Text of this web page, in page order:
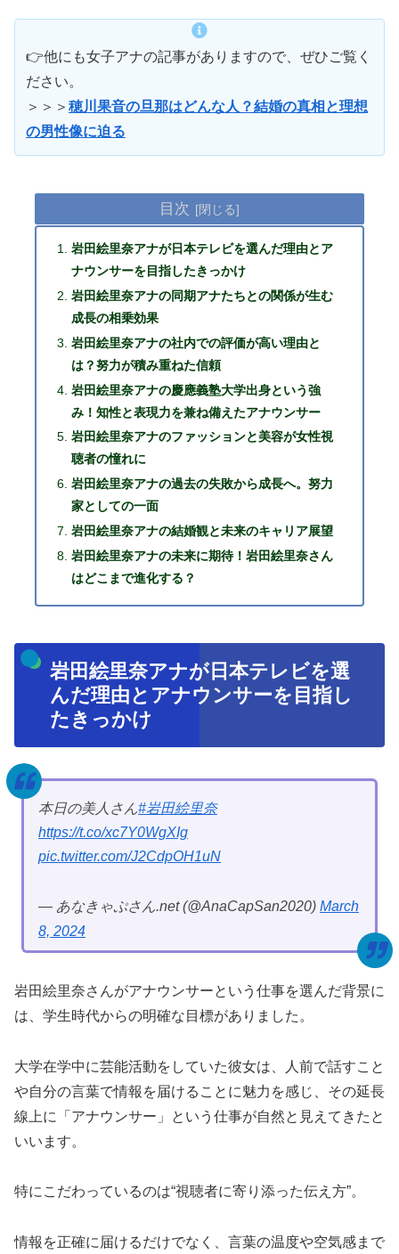
👉他にも女子アナの記事がありますので、ぜひご覧く
ださい。
＞＞＞ 穂川果音の旦那はどんな人？結婚の真相と理想
の男性像に迫る
目次
岩田絵里奈アナが日本テレビを選んだ理由とア
ナウンサーを目指したきっかけ
岩田絵里奈アナの同期アナたちとの関係が生む
成長の相乗効果
岩田絵里奈アナの社内での評価が高い理由と
は？努力が積み重ねた信頼
岩田絵里奈アナの慶應義塾大学出身という強
み！知性と表現力を兼ね備えたアナウンサー
岩田絵里奈アナのファッションと美容が女性視
聴者の憧れに
岩田絵里奈アナの過去の失敗から成長へ。努力
家としての一面
岩田絵里奈アナの結婚観と未来のキャリア展望
岩田絵里奈アナの未来に期待！岩田絵里奈さん
はどこまで進化する？
岩田絵里奈アナが日本テレビを選
んだ理由とアナウンサーを目指し
たきっかけ
本日の美人さん#岩田絵里奈
https://t.co/xc7Y0WgXIg
pic.twitter.com/J2CdpOH1uN
— あなきゃぷさん.net (@AnaCapSan2020) March
8, 2024
岩田絵里奈さんがアナウンサーという仕事を選んだ背景に
は、学生時代からの明確な目標がありました。
大学在学中に芸能活動をしていた彼女は、人前で話すこと
や自分の言葉で情報を届けることに魅力を感じ、その延長
線上に「アナウンサー」という仕事が自然と見えてきたと
いいます。
特にこだわっているのは“視聴者に寄り添った伝え方”。
情報を正確に届けるだけでなく、言葉の温度や空気感まで